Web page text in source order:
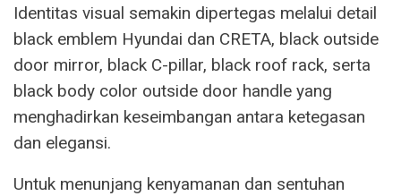
Identitas visual semakin dipertegas melalui detail
black emblem Hyundai dan CRETA, black outside
door mirror, black C-pillar, black roof rack, serta
black body color outside door handle yang
menghadirkan keseimbangan antara ketegasan
dan elegansi.
Untuk menunjang kenyamanan dan sentuhan